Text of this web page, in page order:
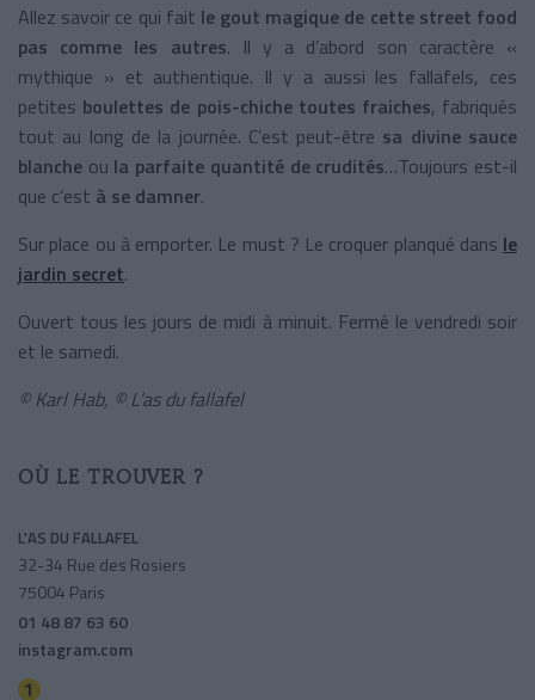
Allez savoir ce qui fait le gout magique de cette street food
pas comme les autres. Il y a d’abord son caractère «
mythique » et authentique. Il y a aussi les fallafels, ces
petites boulettes de pois-chiche toutes fraiches, fabriqués
tout au long de la journée. C’est peut-être sa divine sauce
blanche ou la parfaite quantité de crudités…Toujours est-il
que c’est à se damner.
Sur place ou à emporter. Le must ? Le croquer planqué dans le
jardin secret.
Ouvert tous les jours de midi à minuit. Fermé le vendredi soir
et le samedi.
© Karl Hab, © L’as du fallafel
OÙ LE TROUVER ?
L'AS DU FALLAFEL
32-34 Rue des Rosiers
75004 Paris
01 48 87 63 60
instagram.com